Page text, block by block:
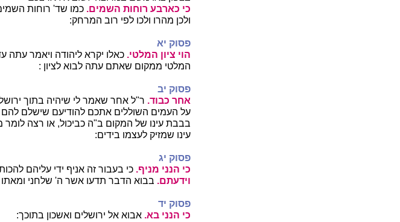
כי כארבע רוחות השמים. כמו שד' רוחות
ולכן מהרו ולכו לפי רוב המרחק:
פסוק יא
הוי ציון המלטי. כאלו יקרא ליהודה ויאמר
המלטי ממקום שאתם עתה לבוא לציון :
פסוק יב
אחר כבוד. ר"ל אחר שאמר לי שיהיה בתוך
על העמים השוללים אתכם להודיעם שישלם להם
בבבת עינו של המקום ב"ה כביכול, או רצה לומר
עינו שמזיק לעצמו בידים:
פסוק יג
כי הנני מניף. כי בעבור זה אניף ידי עליהם
וידעתם. בבוא הדבר תדעו אשר ה' שלחני ומאתו
פסוק יד
כי הנני בא. אבוא אל ירושלים ואשכון בתוכך: